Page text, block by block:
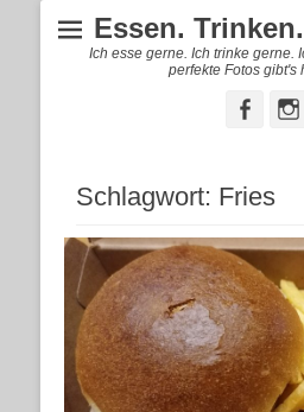
Essen.
Ich esse gerne. Ich trinke gerne.
perfekte Fotos gibt's
Schlagwort: Fries